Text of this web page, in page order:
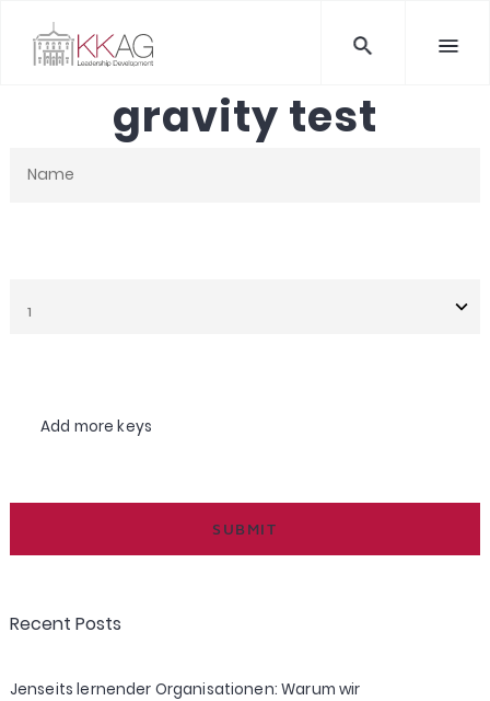
gravity test
Post
Custom
Add more keys
Recent Posts
Jenseits lernender Organisationen: Warum wir